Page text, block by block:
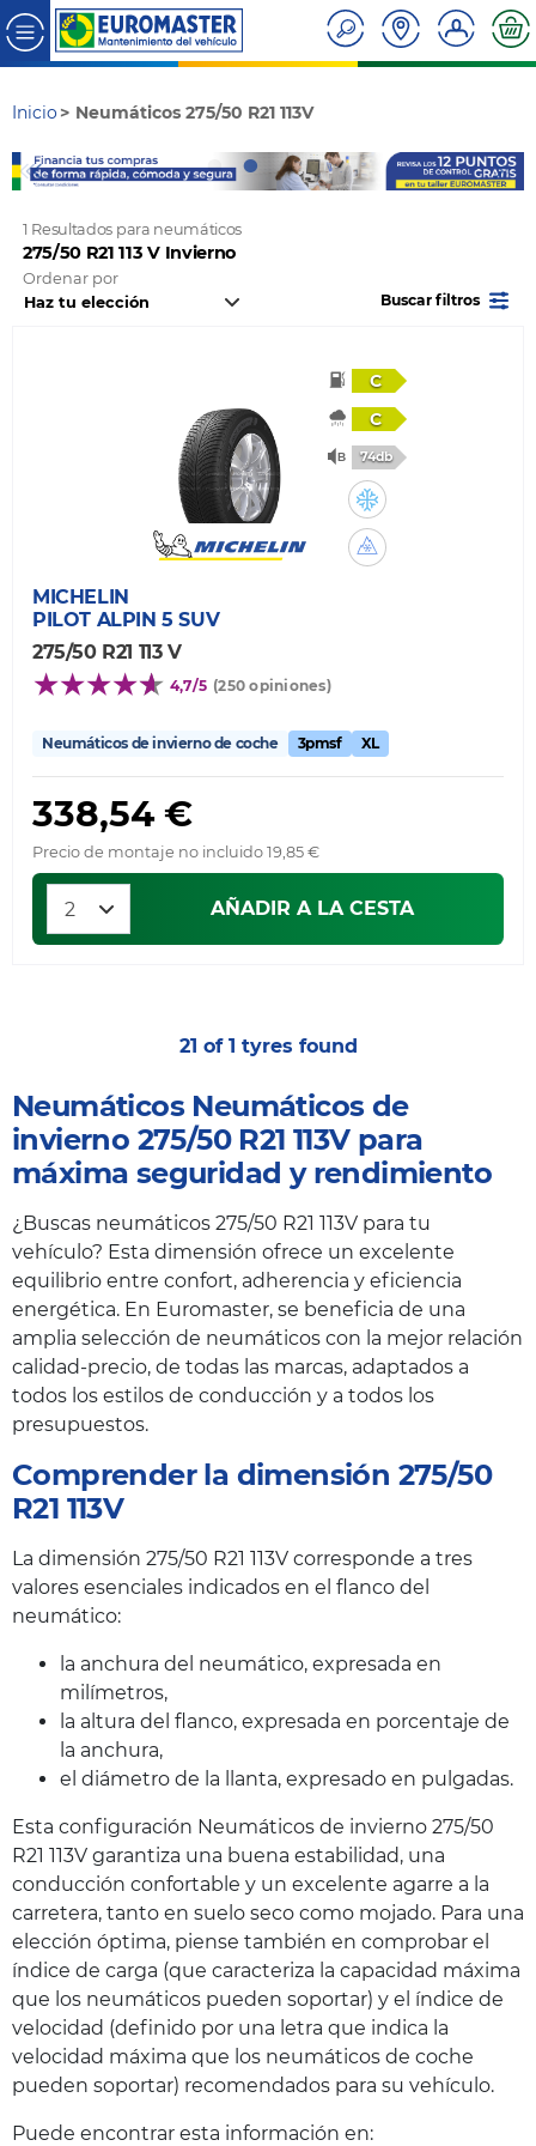
Inicio Neumáticos 275/50 R21 113V
1 Resultados para neumáticos
275/50 R21 113 V Invierno
Ordenar por
Buscar filtros
C
C
74db
MICHELIN
PILOT ALPIN 5 SUV
275/50 R21 113 V
4,7/5 (250 opiniones)
Neumáticos de invierno de coche 3pmsf XL
338,54 €
Precio de montaje no incluido 19,85 €
AÑADIR A LA CESTA
21 of 1 tyres found
Neumáticos Neumáticos de
invierno 275/50 R21 113V para
máxima seguridad y rendimiento
¿Buscas neumáticos 275/50 R21 113V para tu
vehículo? Esta dimensión ofrece un excelente
equilibrio entre confort, adherencia y eficiencia
energética. En Euromaster, se beneficia de una
amplia selección de neumáticos con la mejor relación
calidad-precio, de todas las marcas, adaptados a
todos los estilos de conducción y a todos los
presupuestos.
Comprender la dimensión 275/50
R21 113V
La dimensión 275/50 R21 113V corresponde a tres
valores esenciales indicados en el flanco del
neumático:
la anchura del neumático, expresada en
milímetros,
la altura del flanco, expresada en porcentaje de
la anchura,
el diámetro de la llanta, expresado en pulgadas.
Esta configuración Neumáticos de invierno 275/50
R21 113V garantiza una buena estabilidad, una
conducción confortable y un excelente agarre a la
carretera, tanto en suelo seco como mojado. Para una
elección óptima, piense también en comprobar el
índice de carga (que caracteriza la capacidad máxima
que los neumáticos pueden soportar) y el índice de
velocidad (definido por una letra que indica la
velocidad máxima que los neumáticos de coche
pueden soportar) recomendados para su vehículo.
Puede encontrar esta información en: